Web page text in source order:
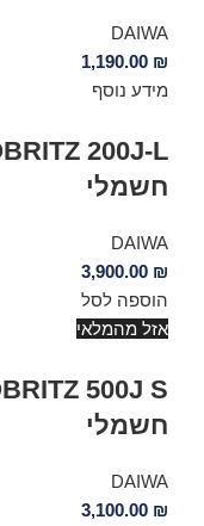
DAIWA
1,190.00 ₪
מידע נוסף
חשמלי
DAIWA
3,900.00 ₪
הוספה לסל
אזל מהמלאי
חשמלי
DAIWA
3,100.00 ₪